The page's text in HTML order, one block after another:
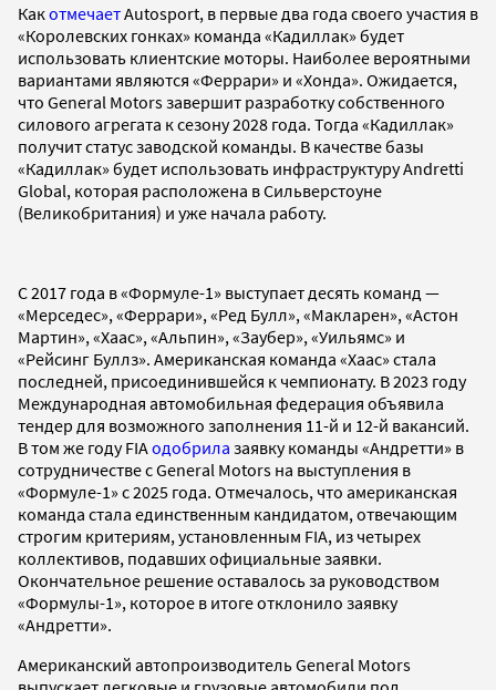
КакотмечаетAutosport, в первые два года своего участия в
«Королевских гонках» команда «Кадиллак» будет
использовать клиентские моторы. Наиболее вероятными
вариантами являются «Феррари» и «Хонда». Ожидается,
что General Motors завершит разработку собственного
силового агрегата к сезону 2028 года. Тогда «Кадиллак»
получит статус заводской команды. В качестве базы
«Кадиллак» будет использовать инфраструктуру Andretti
Global, которая расположена в Сильверстоуне
(Великобритания) и уже начала работу.
С 2017 года в «Формуле-1» выступает десять команд —
«Мерседес», «Феррари», «Ред Булл», «Макларен», «Астон
Мартин», «Хаас», «Альпин», «Заубер», «Уильямс» и
«Рейсинг Буллз». Американская команда «Хаас» стала
последней, присоединившейся к чемпионату. В 2023 году
Международная автомобильная федерация объявила
тендер для возможного заполнения 11-й и 12-й вакансий.
В том же году FIAодобрила заявку команды «Андретти» в
сотрудничестве с General Motors на выступления в
«Формуле-1» с 2025 года. Отмечалось, что американская
команда стала единственным кандидатом, отвечающим
строгим критериям, установленным FIA, из четырех
коллективов, подавших официальные заявки.
Окончательное решение оставалось за руководством
«Формулы-1», которое в итоге отклонило заявку
«Андретти».
Американский автопроизводитель General Motors